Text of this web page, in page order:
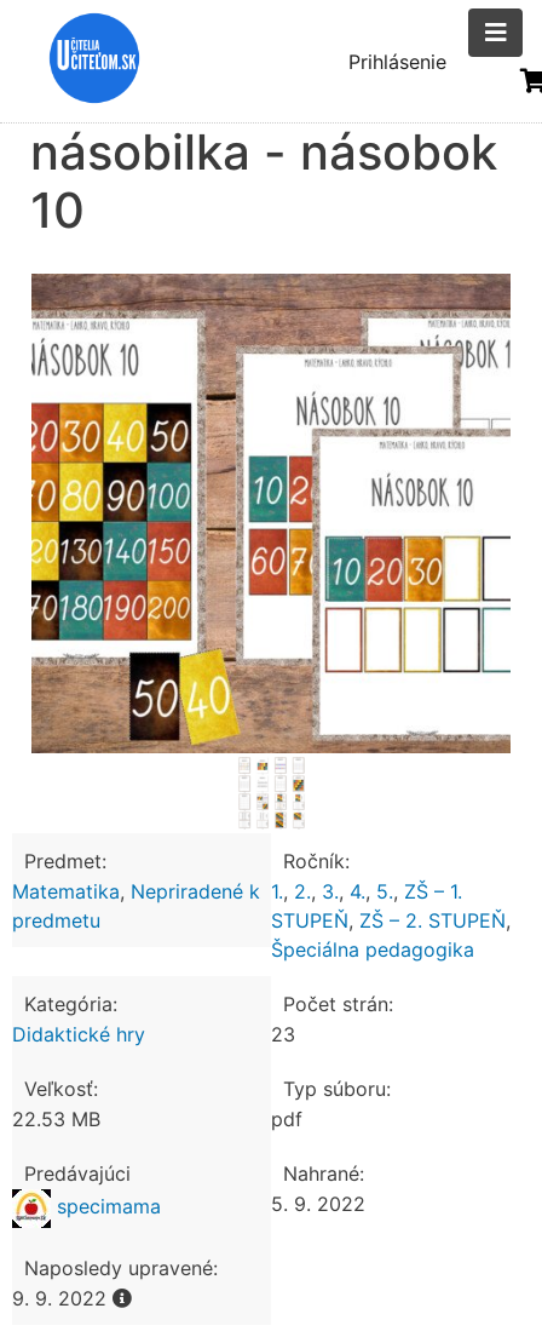
Menu
účtu
Prihlásenie
násobilka - násobok
10
Predmet:
Matematika, Nepriradené k
predmetu
Ročník:
1., 2., 3., 4., 5., ZŠ – 1.
STUPEŇ, ZŠ – 2. STUPEŇ,
Špeciálna pedagogika
Kategória:
Didaktické hry
Počet strán:
23
Veľkosť:
22.53 MB
Typ súboru:
pdf
Predávajúci
specimama
Nahrané:
5. 9. 2022
Naposledy upravené:
9. 9. 2022